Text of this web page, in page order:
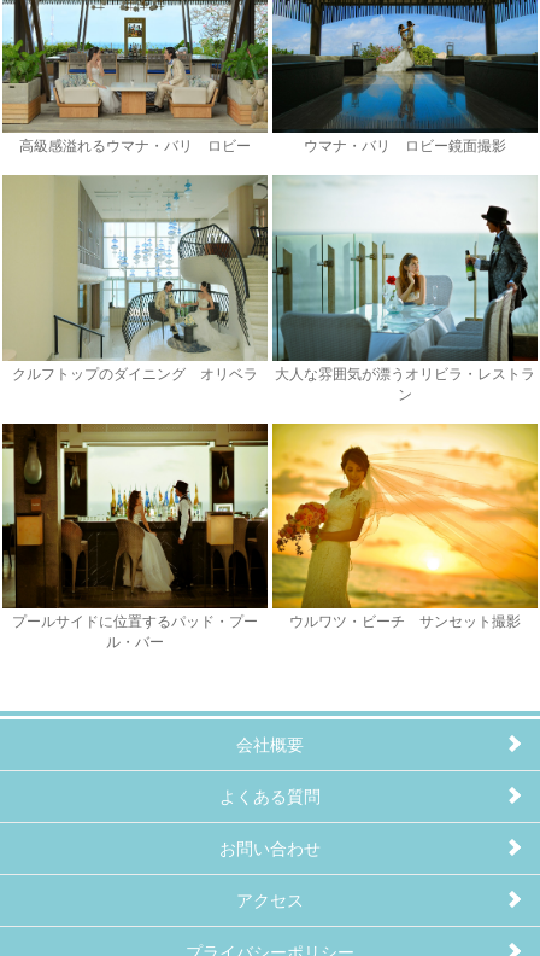
高級感溢れるウマナ・バリ ロビー ウマナ・バリ ロビー鏡面撮影
クルフトップのダイニング オリベラ
大人な雰囲気が漂うオリビラ・レストラ
ン
プールサイドに位置するパッド・プー
ル・バー
ウルワツ・ビーチ サンセット撮影
会社概要
よくある質問
お問い合わせ
アクセス